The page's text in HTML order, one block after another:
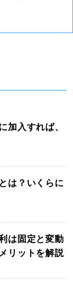
加入すれば、
は？いくらに
は固定と変動
リットを解説